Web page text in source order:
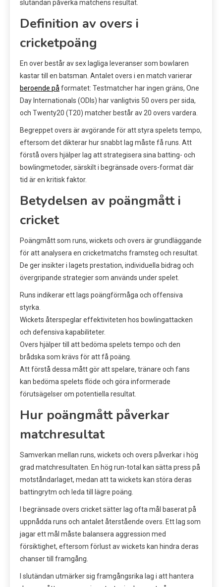
slutändan påverka matchens resultat.
Definition av overs i
cricketpoäng
En over består av sex lagliga leveranser som bowlaren
kastar till en batsman. Antalet overs i en match varierar
beroende på formatet: Testmatcher har ingen gräns, One
Day Internationals (ODIs) har vanligtvis 50 overs per sida,
och Twenty20 (T20) matcher består av 20 overs vardera.
Begreppet overs är avgörande för att styra spelets tempo,
eftersom det dikterar hur snabbt lag måste få runs. Att
förstå overs hjälper lag att strategisera sina batting- och
bowlingmetoder, särskilt i begränsade overs-format där
tid är en kritisk faktor.
Betydelsen av poängmått i
cricket
Poängmått som runs, wickets och overs är grundläggande
för att analysera en cricketmatchs framsteg och resultat.
De ger insikter i lagets prestation, individuella bidrag och
övergripande strategier som används under spelet.
Runs indikerar ett lags poängförmåga och offensiva
styrka.
Wickets återspeglar effektiviteten hos bowlingattacken
och defensiva kapabiliteter.
Overs hjälper till att bedöma spelets tempo och den
brådska som krävs för att få poäng.
Att förstå dessa mått gör att spelare, tränare och fans
kan bedöma spelets flöde och göra informerade
förutsägelser om potentiella resultat.
Hur poängmått påverkar
matchresultat
Samverkan mellan runs, wickets och overs påverkar i hög
grad matchresultaten. En hög run-total kan sätta press på
motståndarlaget, medan att ta wickets kan störa deras
battingrytm och leda till lägre poäng.
I begränsade overs cricket sätter lag ofta mål baserat på
uppnådda runs och antalet återstående overs. Ett lag som
jagar ett mål måste balansera aggression med
försiktighet, eftersom förlust av wickets kan hindra deras
chanser till framgång.
I slutändan utmärker sig framgångsrika lag i att hantera